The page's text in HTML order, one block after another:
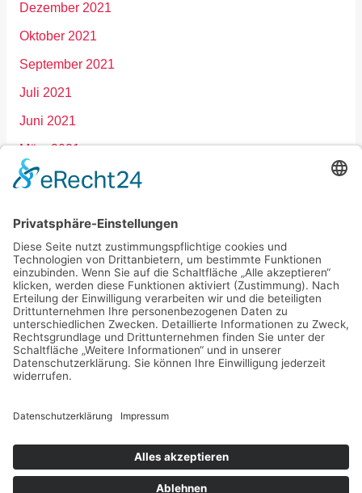
Dezember 2021
Oktober 2021
September 2021
Juli 2021
Juni 2021
März 2021
Januar 2021
September 2020
März 2020
Februar 2020
Copyright © 2026 Beauty und Fashion